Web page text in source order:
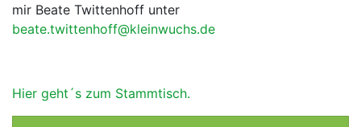
mir Beate Twittenhoff unter
beate.twittenhoff@kleinwuchs.de
Hier geht´s zum Stammtisch.